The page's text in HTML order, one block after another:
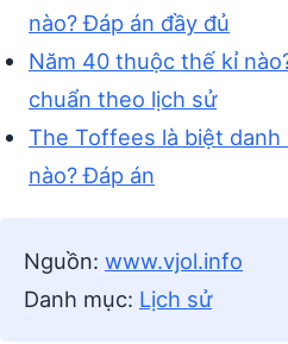
nào? Đáp án đầy đủ
Năm 40 thuộc thế kỉ
chuẩn theo lịch sử
The Toffees là biệt danh
nào? Đáp án
Nguồn: www.vjol.info
Danh mục: Lịch sử